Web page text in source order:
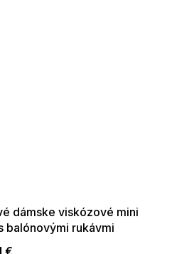
dámske viskózové mini
balónovými rukávmi